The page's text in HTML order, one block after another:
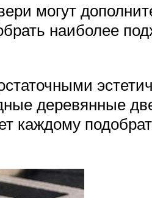
могут
наиболее
деревянные
каждому